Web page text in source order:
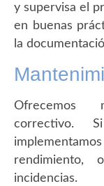
y supervisa el
en buenas
la
Ofrecemos
correctivo.
rendimiento,
incidencias.